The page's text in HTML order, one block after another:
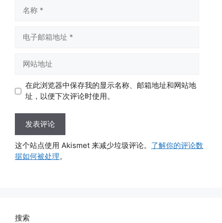
址
址
在此浏览器中保存我的显示名称、邮箱地址和网站地
址，以便下次评论时使用。
这个站点使用 Akismet 来减少垃圾评论。 了解你的评论数
据如何被处理。
搜索